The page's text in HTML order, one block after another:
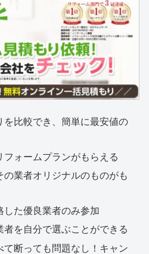
を比較でき、簡単に最安値の
フォームプランがもらえる
の業者オリジナルのものがも
した優良業者のみ参加
者を自分で選ぶことができる
て断っても問題なし！キャン